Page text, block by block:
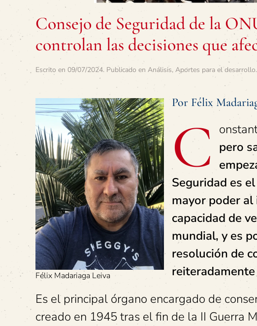
Consejo de Seguridad de la
controlan las decisiones que
Escrito en 09/07/2024. Publicado en Análisis, Aportes para el desarrollo.
Félix Madariaga Leiva
Por Félix
C pero
Seguridad es
mayor poder
capacidad de
mundial, y es
resolución de
Es el principal órgano encargado de
creado en 1945 tras el fin de la II Guerra